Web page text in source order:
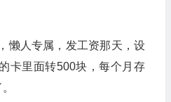
懒人专属，发工资那天，设
卡里面转500块，每个月存